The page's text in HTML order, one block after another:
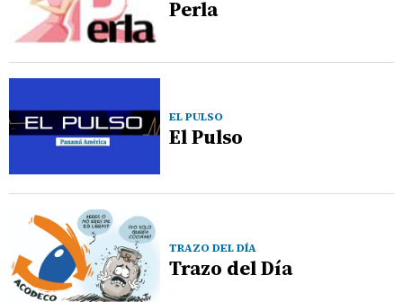
Perla
EL PULSO
El Pulso
TRAZO DEL DÍA
Trazo del Día